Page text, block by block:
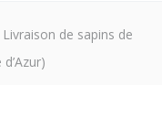
Livraison de sapins de